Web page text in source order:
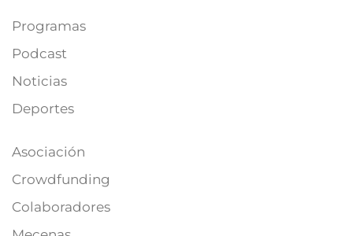
Programas
Podcast
Noticias
Deportes
Asociación
Crowdfunding
Colaboradores